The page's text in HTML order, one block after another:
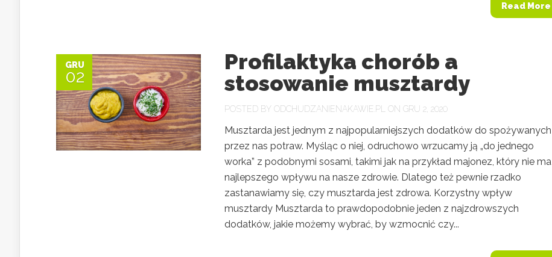
Read More
GRU
02
Profilaktyka chorób a
stosowanie musztardy
POSTED BY ODCHUDZANIENAKAWIE.PL ON GRU 2, 2020
Musztarda jest jednym z najpopularniejszych dodatków do spożywanych
przez nas potraw. Myśląc o niej, odruchowo wrzucamy ją „do jednego
worka” z podobnymi sosami, takimi jak na przykład majonez, który nie ma
najlepszego wpływu na nasze zdrowie. Dlatego też pewnie rzadko
zastanawiamy się, czy musztarda jest zdrowa. Korzystny wpływ
musztardy Musztarda to prawdopodobnie jeden z najzdrowszych
dodatków, jakie możemy wybrać, by wzmocnić czy...